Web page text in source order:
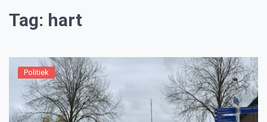
Tag: hart
Politiek